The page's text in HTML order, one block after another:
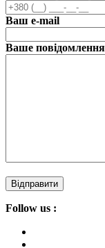
Ваш e-mail
Ваше повідомлення
Follow us :